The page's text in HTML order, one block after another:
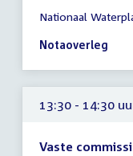
vergadering
13:00
19:00
uur
Nationaal
Notaoverleg
13:30 - 14:30
Vaste